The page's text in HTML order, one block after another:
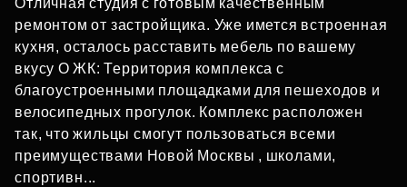
ремонтом от застройщика. Уже имется встроенная
кухня, осталось расставить мебель по вашему
вкусу О ЖК: Территория комплекса с
благоустроенными площадками для пешеходов и
велосипедных прогулок. Комплекс расположен
так, что жильцы смогут пользоваться всеми
преимуществами Новой Москвы , школами,
спортивн...